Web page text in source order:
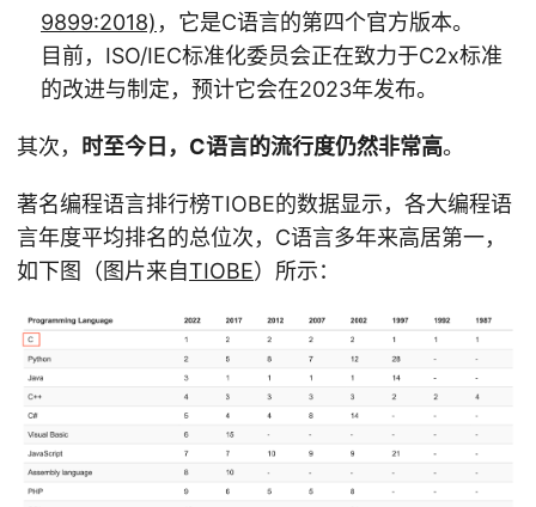
9899:2018) ，它是C语言的第四个官方版本。
目前，ISO/IEC标准化委员会正在致力于C2x标准
的改进与制定，预计它会在2023年发布。
其次， 时至今日，C语言的流行度仍然非常高。
著名编程语言排行榜TIOBE的数据显示，各大编程语
言年度平均排名的总位次，C语言多年来高居第一，
如下图（图片来自TIOBE）所示：